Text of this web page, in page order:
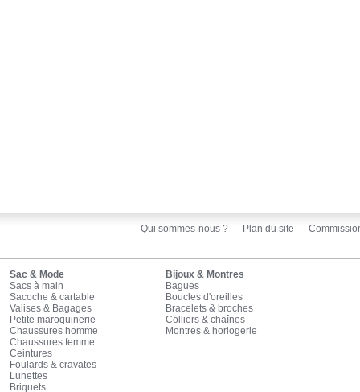
Qui sommes-nous ? Plan du site
Sac & Mode
Sacs à main
Sacoche & cartable
Valises & Bagages
Petite maroquinerie
Chaussures homme
Chaussures femme
Ceintures
Foulards & cravates
Lunettes
Briquets
Bijoux & Montres
Bagues
Boucles d'oreilles
Bracelets & broches
Colliers & chaînes
Montres & horlogerie